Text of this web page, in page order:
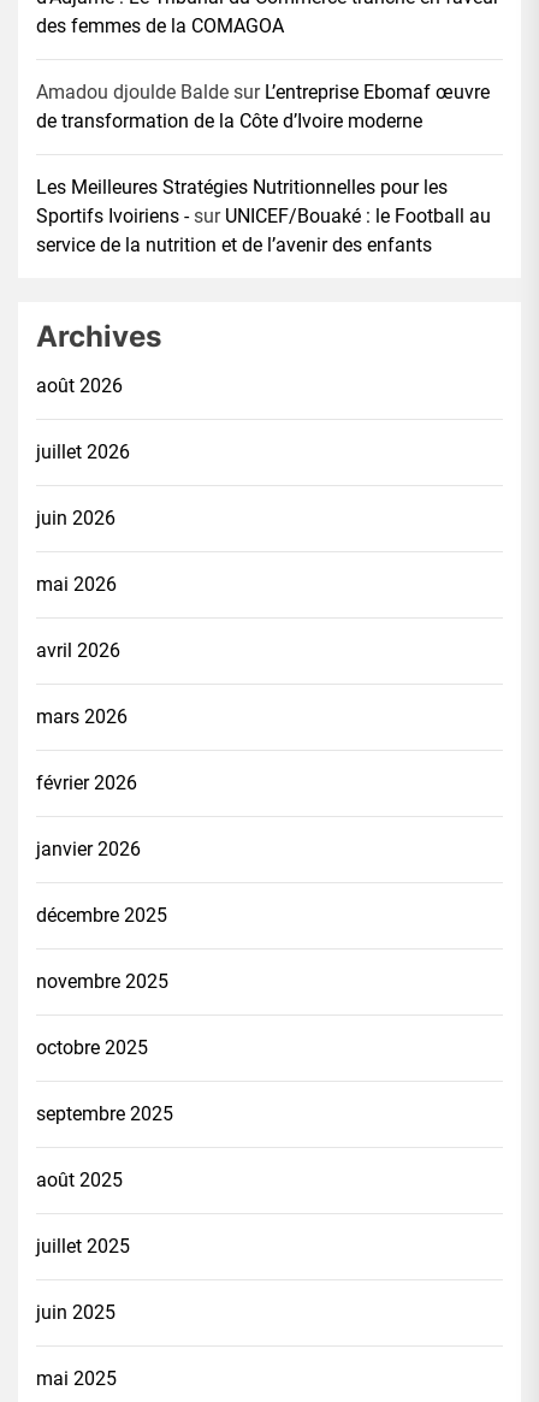
des femmes de la COMAGOA
Amadou djoulde Balde sur L’entreprise Ebomaf œuvre
de transformation de la Côte d’Ivoire moderne
Les Meilleures Stratégies Nutritionnelles pour les
Sportifs Ivoiriens -sur UNICEF/Bouaké : le Football au
service de la nutrition et de l’avenir des enfants
Archives
août 2026
juillet 2026
juin 2026
mai 2026
avril 2026
mars 2026
février 2026
janvier 2026
décembre 2025
novembre 2025
octobre 2025
septembre 2025
août 2025
juillet 2025
juin 2025
mai 2025